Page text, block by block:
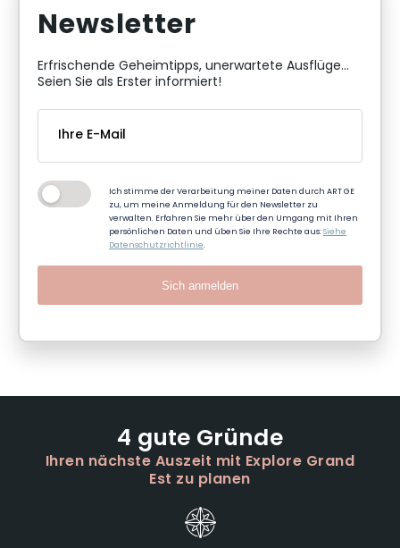
Newsletter
Erfrischende Geheimtipps, unerwartete Ausflüge...
Seien Sie als Erster informiert!
Ich stimme der Verarbeitung meiner Daten durch ART GE
zu, um meine Anmeldung für den Newsletter zu
verwalten. Erfahren Sie mehr über den Umgang mit Ihren
persönlichen Daten und üben Sie Ihre Rechte aus:Siehe
Datenschutzrichtlinie.
Sich anmelden
4 gute Gründe
Ihren nächste Auszeit mit Explore Grand
Est zu planen